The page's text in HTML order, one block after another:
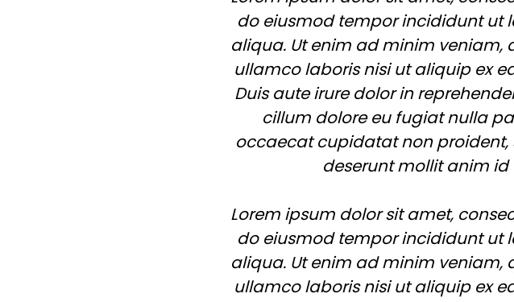
do eiusmod tempor incididunt ut
aliqua. Ut enim ad minim veniam,
ullamco laboris nisi ut aliquip ex
Duis aute irure dolor in
cillum dolore eu fugiat nulla
occaecat cupidatat non
deserunt mollit anim id
Lorem ipsum dolor sit amet,
do eiusmod tempor incididunt ut
aliqua. Ut enim ad minim veniam,
ullamco laboris nisi ut aliquip ex